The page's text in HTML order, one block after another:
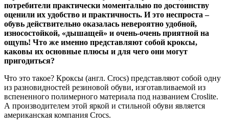
потребители практически моментально по достоинству
оценили их удобство и практичность. И это неспроста –
обувь действительно оказалась невероятно удобной,
износостойкой, «дышащей» и очень-очень приятной на
ощупь! Что же именно представляют собой кроксы,
каковы их основные плюсы и для чего они могут
пригодиться?
Что это такое? Кроксы (англ. Crocs) представляют собой одну
из разновидностей резиновой обуви, изготавливаемой из
вспененного полимерного материала под названием Croslite.
А производителем этой яркой и стильной обуви является
американская компания Crocs.